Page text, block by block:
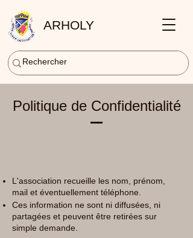
ARHOLY
Politique de Confidentialité
L'association recueille les nom, prénom,
mail et éventuellement téléphone.
Ces information ne sont ni diffusées, ni
partagées et peuvent être retirées sur
simple demande.